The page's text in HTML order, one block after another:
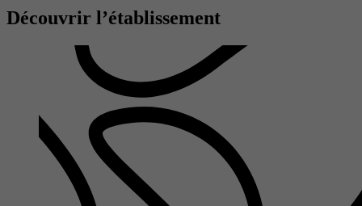
Découvrir l’établissement